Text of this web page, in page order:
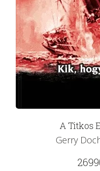
A Titkos
Gerry